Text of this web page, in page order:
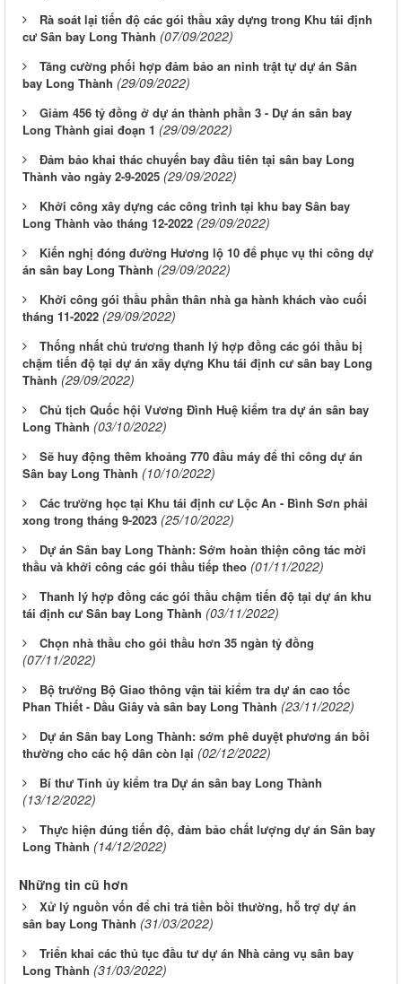
Rà soát lại tiến độ các gói thầu xây dựng trong Khu tái định
cư Sân bay Long Thành (07/09/2022)
Tăng cường phối hợp đảm bảo an ninh trật tự dự án Sân
bay Long Thành (29/09/2022)
Giảm 456 tỷ đồng ở dự án thành phần 3 - Dự án sân bay
Long Thành giai đoạn 1 (29/09/2022)
Đảm bảo khai thác chuyến bay đầu tiên tại sân bay Long
Thành vào ngày 2-9-2025 (29/09/2022)
Khởi công xây dựng các công trình tại khu bay Sân bay
Long Thành vào tháng 12-2022 (29/09/2022)
Kiến nghị đóng đường Hương lộ 10 để phục vụ thi công dự
án sân bay Long Thành (29/09/2022)
Khởi công gói thầu phần thân nhà ga hành khách vào cuối
tháng 11-2022 (29/09/2022)
Thống nhất chủ trương thanh lý hợp đồng các gói thầu bị
chậm tiến độ tại dự án xây dựng Khu tái định cư sân bay Long
Thành (29/09/2022)
Chủ tịch Quốc hội Vương Đình Huệ kiểm tra dự án sân bay
Long Thành (03/10/2022)
Sẽ huy động thêm khoảng 770 đầu máy để thi công dự án
Sân bay Long Thành (10/10/2022)
Các trường học tại Khu tái định cư Lộc An - Bình Sơn phải
xong trong tháng 9-2023 (25/10/2022)
Dự án Sân bay Long Thành: Sớm hoàn thiện công tác mời
thầu và khởi công các gói thầu tiếp theo (01/11/2022)
Thanh lý hợp đồng các gói thầu chậm tiến độ tại dự án khu
tái định cư Sân bay Long Thành (03/11/2022)
Chọn nhà thầu cho gói thầu hơn 35 ngàn tỷ đồng
(07/11/2022)
Bộ trưởng Bộ Giao thông vận tải kiểm tra dự án cao tốc
Phan Thiết - Dầu Giây và sân bay Long Thành (23/11/2022)
Dự án Sân bay Long Thành: sớm phê duyệt phương án bồi
thường cho các hộ dân còn lại (02/12/2022)
Bí thư Tỉnh ủy kiểm tra Dự án sân bay Long Thành
(13/12/2022)
Thực hiện đúng tiến độ, đảm bảo chất lượng dự án Sân bay
Long Thành (14/12/2022)
Những tin cũ hơn
Xử lý nguồn vốn để chi trả tiền bồi thường, hỗ trợ dự án
sân bay Long Thành (31/03/2022)
Triển khai các thủ tục đầu tư dự án Nhà cảng vụ sân bay
Long Thành (31/03/2022)